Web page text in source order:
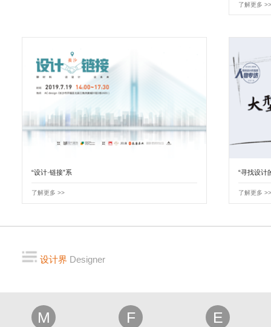
了解更多
“设计·链接”系
了解更多 >>
“寻找设计
了解更多
设计界 Designer
M F E